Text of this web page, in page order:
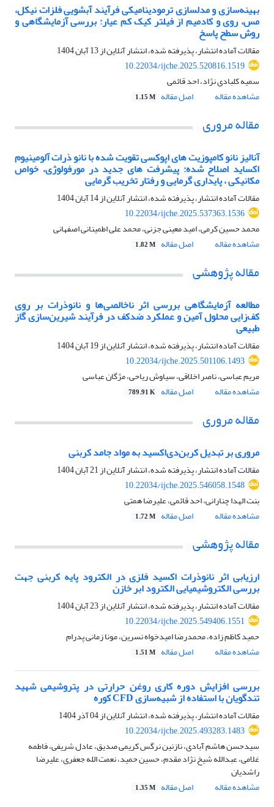
بهینه‌سازی و مدلسازی ترمودینامیکی فرآیند آبشویی فلزات نیکل،
مس، روی و کادمیم از فیلتر کیک کم عیار: بررسی آزمایشگاهی و
روش سطح پاسخ
مقالات آماده انتشار، پذیرفته شده، انتشار آنلاین از13 آبان 1404
10.22034/ijche.2025.520816.1519
سمیه کلبادی نژاد، احد قائمی
مشاهده مقاله
اصل مقاله 1.15 M
مقاله مروری
آنالیز نانو کامپوزیت های اپوکسی تقویت شده با نانو ذرات آلومینیوم
اکساید اصلاح شده: پیشرفت های جدید در مورفولوژی، خواص
مکانیکی ، پایداری گرمایی و رفتار تخریب گرمایی
مقالات آماده انتشار، پذیرفته شده، انتشار آنلاین از14 آبان 1404
10.22034/ijche.2025.537363.1536
محمد حسین کرمی، امید معینی جزنی، محمد علی اطمینانی اصفهانی
مشاهده مقاله
اصل مقاله 1.82 M
مقاله پژوهشی
مطالعه آزمایشگاهی بررسی اثر ناخالصی‌ها و نانوذرات بر روی
کف‌زایی محلول آمین و عملکرد ضدکف در فرآیند شیرین‌سازی گاز
طبیعی
مقالات آماده انتشار، پذیرفته شده، انتشار آنلاین از19 آبان 1404
10.22034/ijche.2025.501106.1493
مریم عباسی، ناصر اخلاقی، سیاوش ریاحی، مژگان عباسی
مشاهده مقاله
اصل مقاله 789.91 K
مقاله مروری
مروری بر تبدیل کربن‌دی‌اکسید به مواد جامد کربنی
مقالات آماده انتشار، پذیرفته شده، انتشار آنلاین از21 آبان 1404
10.22034/ijche.2025.546058.1548
بنت الهدا چنارانی، احد قائمی، علیرضا همتی
مشاهده مقاله
اصل مقاله 1.72 M
مقاله پژوهشی
ارزیابی اثر نانوذرات اکسید فلزی در الکترود پایه کربنی جهت
بررسی الکتروشیمیایی الکترود ابر خازن
مقالات آماده انتشار، پذیرفته شده، انتشار آنلاین از23 آبان 1404
10.22034/ijche.2025.549406.1551
حمید کاظم زاده، محمدرضا امیدخواه نسرین، مونا زمانی پدرام
مشاهده مقاله
اصل مقاله 1.51 M
بررسی افزایش دوره کاری روغن حرارتی در پتروشیمی شهید
تندگویان با استفاده از شبیه‌سازی CFD کوره
مقالات آماده انتشار، پذیرفته شده، انتشار آنلاین از04 آذر 1404
10.22034/ijche.2025.493283.1483
سیدحسن هاشم آبادی، نازنین نرگس کریمی صدیق، عادل شریفی، فاطمه
غلامی، عبدالله شیخ نژاد مقدم، حسین حمید، نعمت الله جعفری، علیرضا
راشدیان
مشاهده مقاله
اصل مقاله 1.35 M